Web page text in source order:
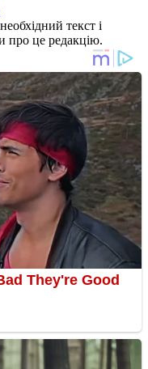
текст і
про це редакцію.